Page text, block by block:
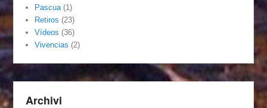
Pascua (1)
Retiros (23)
Vídeos (36)
Vivencias (2)
Archivi